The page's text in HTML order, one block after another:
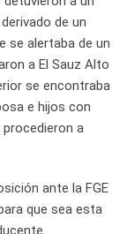
de un
se alertaba de un
a El Sauz Alto
se encontraba
e hijos con
a
ante la FGE
que sea esta